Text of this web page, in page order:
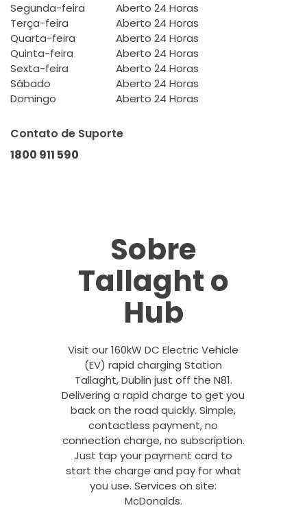
Segunda-feira
Aberto 24 Horas
Terça-feira
Aberto 24 Horas
Quarta-feira
Aberto 24 Horas
Quinta-feira
Aberto 24 Horas
Sexta-feira
Aberto 24 Horas
Sábado
Aberto 24 Horas
Domingo
Aberto 24 Horas
Contato de Suporte
1800 911 590
Sobre
Tallaght o
Hub
Visit our 160kW DC Electric Vehicle
(EV) rapid charging Station
Tallaght, Dublin just off the N81.
Delivering a rapid charge to get you
back on the road quickly. Simple,
contactless payment, no
connection charge, no subscription.
Just tap your payment card to
start the charge and pay for what
you use. Services on site:
McDonalds.